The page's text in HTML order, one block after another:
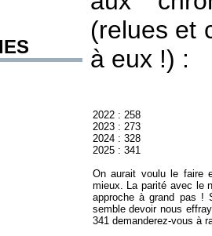
(relues et
à eux !) :
2022 : 258
2023 : 273
2024 : 328
2025 : 341
On aurait voulu le faire
mieux. La parité avec le
approche à grand pas !
semble devoir nous
341 demanderez-vous à